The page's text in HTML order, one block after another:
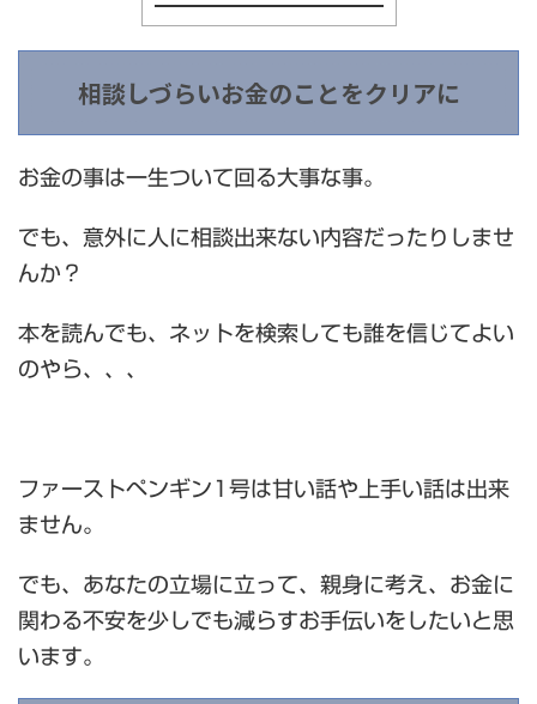
相談しづらいお金のことをクリアに
お金の事は一生ついて回る大事な事。
でも、意外に人に相談出来ない内容だったりしませ
んか？
本を読んでも、ネットを検索しても誰を信じてよい
のやら、、、
ファーストペンギン1号は甘い話や上手い話は出来
ません。
でも、あなたの立場に立って、親身に考え、お金に
関わる不安を少しでも減らすお手伝いをしたいと思
います。